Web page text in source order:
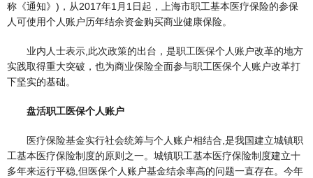
称《通知》)，从2017年1月1日起，上海市职工基本医疗保险的参保
人可使用个人账户历年结余资金购买商业健康保险。
业内人士表示,此次政策的出台，是职工医保个人账户改革的地方
实践取得重大突破，也为商业保险全面参与职工医保个人账户改革打
下坚实的基础。
盘活职工医保个人账户
医疗保险基金实行社会统筹与个人账户相结合,是我国建立城镇职
工基本医疗保险制度的原则之一。城镇职工基本医疗保险制度建立十
多年来运行平稳,但医保个人账户基金结余率高的问题一直存在。今年